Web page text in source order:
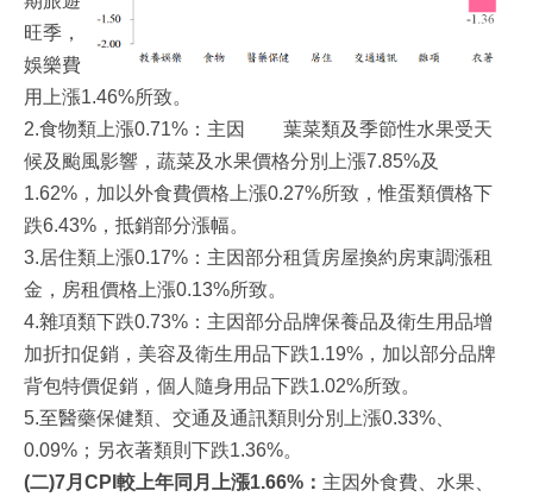
旺季，
娛樂費
用上漲1.46%所致。
2.食物類上漲0.71%：主因 葉菜類及季節性水果受天
候及颱風影響，蔬菜及水果價格分別上漲7.85%及
1.62%，加以外食費價格上漲0.27%所致，惟蛋類價格下
跌6.43%，抵銷部分漲幅。
3.居住類上漲0.17%：主因部分租賃房屋換約房東調漲租
金，房租價格上漲0.13%所致。
4.雜項類下跌0.73%：主因部分品牌保養品及衛生用品增
加折扣促銷，美容及衛生用品下跌1.19%，加以部分品牌
背包特價促銷，個人隨身用品下跌1.02%所致。
5.至醫藥保健類、交通及通訊類則分別上漲0.33%、
0.09%；另衣著類則下跌1.36%。
(二)7月CPI較上年同月上漲1.66%： 主因外食費、水果、